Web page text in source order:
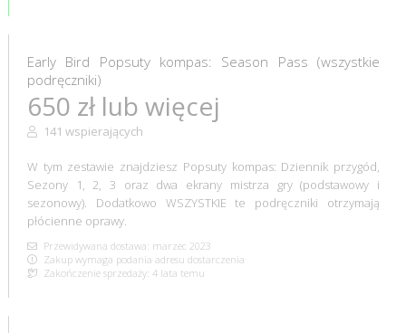
Early Bird Popsuty kompas: Season Pass (wszystkie
podręczniki)
650 zł lub więcej
141 wspierających
W tym zestawie znajdziesz Popsuty kompas: Dziennik przygód,
Sezony 1, 2, 3 oraz dwa ekrany mistrza gry (podstawowy i
sezonowy). Dodatkowo WSZYSTKIE te podręczniki otrzymają
płócienne oprawy.
Przewidywana dostawa: marzec 2023
Zakup wymaga podania adresu dostarczenia
Zakończenie sprzedaży: 4 lata temu